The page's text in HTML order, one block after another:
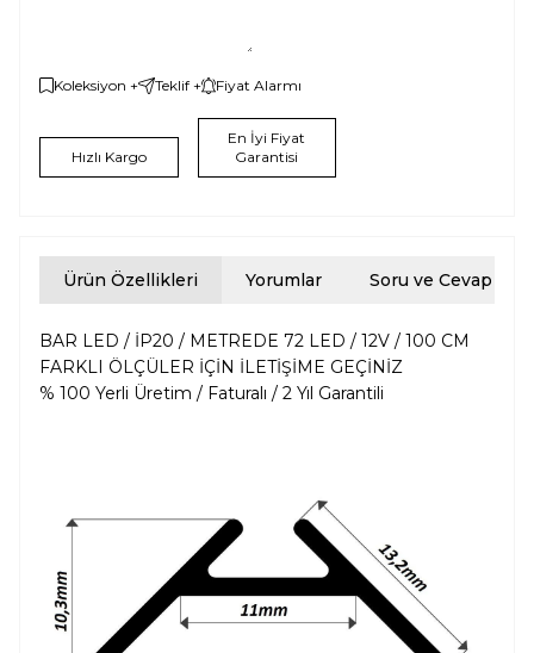
Koleksiyon + Teklif + Fiyat Alarmı
Hızlı Kargo
En İyi Fiyat
Garantisi
Ürün Özellikleri Yorumlar Soru ve Cevap
BAR LED / İP20 / METREDE 72 LED / 12V / 100 CM
FARKLI ÖLÇÜLER İÇİN İLETİŞİME GEÇİNİZ
% 100 Yerli Üretim / Faturalı / 2 Yıl Garantili